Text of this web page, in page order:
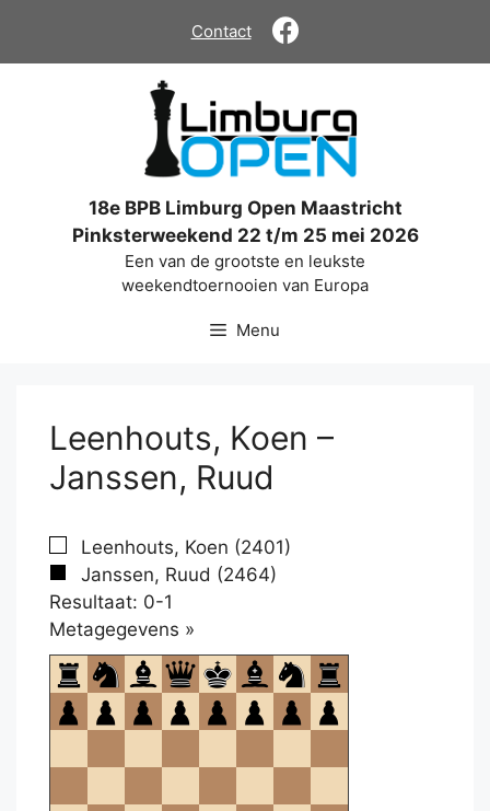
de
Contact
18e BPB Limburg Open Maastricht
Pinksterweekend 22 t/m 25 mei 2026
Een van de grootste en leukste
weekendtoernooien van Europa
Menu
Leenhouts, Koen –
Janssen, Ruud
Leenhouts, Koen (2401)
Janssen, Ruud (2464)
Resultaat: 0-1
Metagegevens »
om
te
openen.